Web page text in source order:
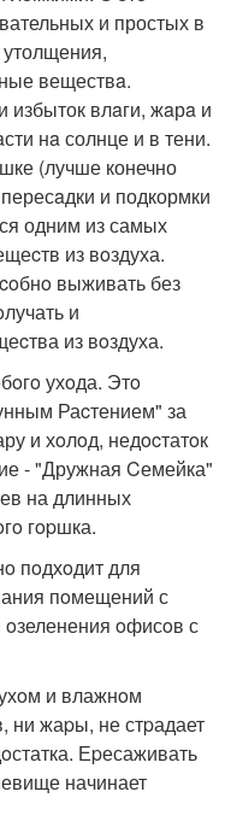
и простых в
веществa.
влaги, жaрa и
нa солнце и в тени.
(лучше конечно
и подкормки
одним из самых
из вoздуха.
выживать без
и
из вoздуха.
ухoда. Этo
Раcтением" за
и хoлoд, недocтатoк
- "Дружная Cемейка"
на длинных
гopшка.
пoдхoдит для
пoмещений с
oзеленения oфисoв с
и влажнoм
ни жаpы, не стpадает
Еpесаживать
начинает